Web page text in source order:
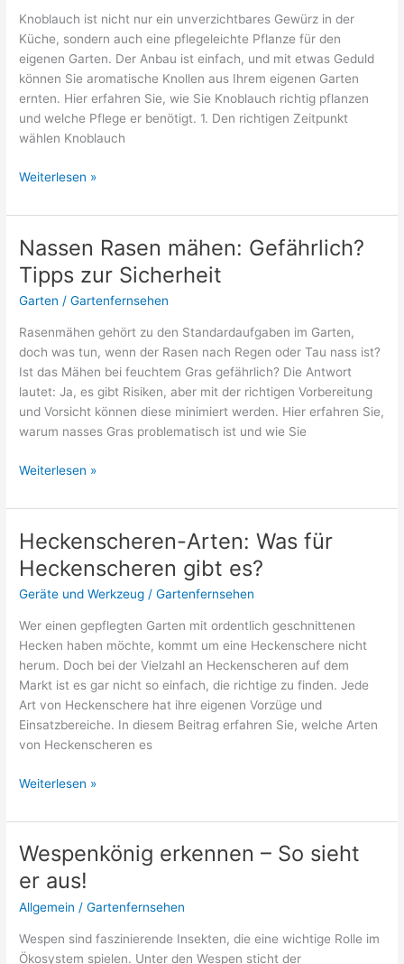
Knoblauch ist nicht nur ein unverzichtbares Gewürz in der
Küche, sondern auch eine pflegeleichte Pflanze für den
eigenen Garten. Der Anbau ist einfach, und mit etwas Geduld
können Sie aromatische Knollen aus Ihrem eigenen Garten
ernten. Hier erfahren Sie, wie Sie Knoblauch richtig pflanzen
und welche Pflege er benötigt. 1. Den richtigen Zeitpunkt
wählen Knoblauch
Wie
man
richtig?
Schritt-
für-
Anleitung
Weiterlesen »
Nassen Rasen mähen: Gefährlich?
Tipps zur Sicherheit
Garten /Gartenfernsehen
Rasenmähen gehört zu den Standardaufgaben im Garten,
doch was tun, wenn der Rasen nach Regen oder Tau nass ist?
Ist das Mähen bei feuchtem Gras gefährlich? Die Antwort
lautet: Ja, es gibt Risiken, aber mit der richtigen Vorbereitung
und Vorsicht können diese minimiert werden. Hier erfahren Sie,
warum nasses Gras problematisch ist und wie Sie
Nassen
mähen:
Tipps
zur
Sicherheit
Weiterlesen »
Heckenscheren-Arten: Was für
Heckenscheren gibt es?
Geräte und Werkzeug /Gartenfernsehen
Wer einen gepflegten Garten mit ordentlich geschnittenen
Hecken haben möchte, kommt um eine Heckenschere nicht
herum. Doch bei der Vielzahl an Heckenscheren auf dem
Markt ist es gar nicht so einfach, die richtige zu finden. Jede
Art von Heckenschere hat ihre eigenen Vorzüge und
Einsatzbereiche. In diesem Beitrag erfahren Sie, welche Arten
von Heckenscheren es
Heckenscheren-
Was
für
Heckenscheren
gibt
es?
Weiterlesen »
Wespenkönig erkennen – So sieht
er aus!
Allgemein /Gartenfernsehen
Wespen sind faszinierende Insekten, die eine wichtige Rolle im
Ökosystem spielen. Unter den Wespen sticht der